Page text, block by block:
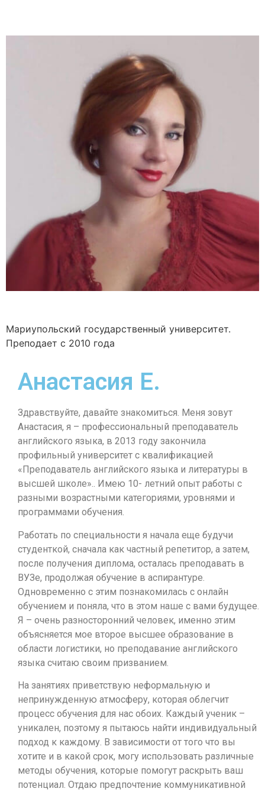
Мариупольский государственный университет.
Преподает с 2010 года
Анастасия Е.
Здравствуйте, давайте знакомиться. Меня зовут
Анастасия, я – профессиональный преподаватель
английского языка, в 2013 году закончила
профильный университет с квалификацией
«Преподаватель английского языка и литературы в
высшей школе».. Имею 10- летний опыт работы с
разными возрастными категориями, уровнями и
программами обучения.
Работать по специальности я начала еще будучи
студенткой, сначала как частный репетитор, а затем,
после получения диплома, осталась преподавать в
ВУЗе, продолжая обучение в аспирантуре.
Одновременно с этим познакомилась с онлайн
обучением и поняла, что в этом наше с вами будущее.
Я – очень разносторонний человек, именно этим
объясняется мое второе высшее образование в
области логистики, но преподавание английского
языка считаю своим призванием.
На занятиях приветствую неформальную и
непринужденную атмосферу, которая облегчит
процесс обучения для нас обоих. Каждый ученик –
уникален, поэтому я пытаюсь найти индивидуальный
подход к каждому. В зависимости от того что вы
хотите и в какой срок, могу использовать различные
методы обучения, которые помогут раскрыть ваш
потенциал. Отдаю предпочтение коммуникативной